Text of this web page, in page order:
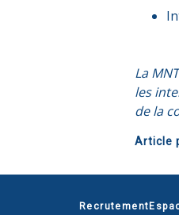
La
les
de la
Article
Recrutement